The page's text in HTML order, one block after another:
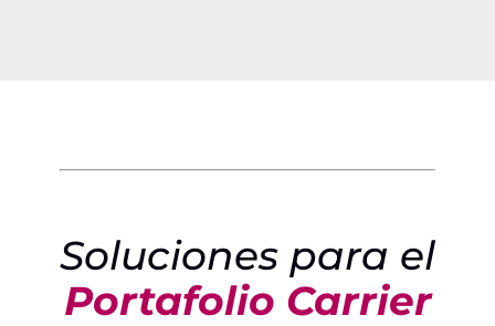
Soluciones para el
Portafolio Carrier